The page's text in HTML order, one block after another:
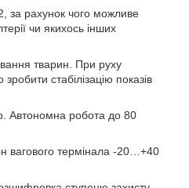
за рахунок чого можливе
чи якихось інших
тварин. При руху
стабілізацію показів
Автономна робота до 80
вагового термінала -20…+40